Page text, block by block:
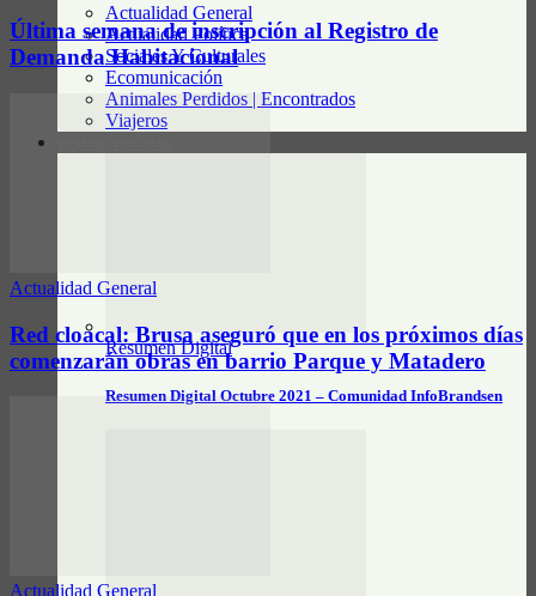
Actualidad General
Actualidad Política
Sociales Y Culturales
Ecomunicación
Animales Perdidos | Encontrados
Viajeros
Resumen Digital
Resumen Digital Octubre 2021 – Comunidad InfoBrandsen
Última semana de inscripción al Registro de
Demanda Habitacional
Actualidad General
Red cloacal: Brusa aseguró que en los próximos días
comenzarán obras en barrio Parque y Matadero
Actualidad General